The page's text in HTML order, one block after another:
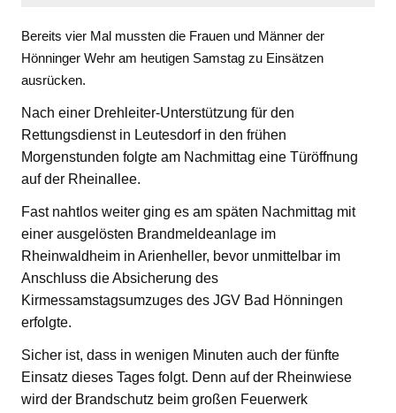
Bereits vier Mal mussten die Frauen und Männer der
Hönninger Wehr am heutigen Samstag zu Einsätzen
ausrücken.
Nach einer Drehleiter-Unterstützung für den
Rettungsdienst in Leutesdorf in den frühen
Morgenstunden folgte am Nachmittag eine Türöffnung
auf der Rheinallee.
Fast nahtlos weiter ging es am späten Nachmittag mit
einer ausgelösten Brandmeldeanlage im
Rheinwaldheim in Arienheller, bevor unmittelbar im
Anschluss die Absicherung des
Kirmessamstagsumzuges des JGV Bad Hönningen
erfolgte.
Sicher ist, dass in wenigen Minuten auch der fünfte
Einsatz dieses Tages folgt. Denn auf der Rheinwiese
wird der Brandschutz beim großen Feuerwerk